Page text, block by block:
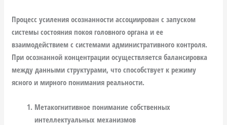
Процесс усиления осознанности ассоциирован с запуском
системы состояния покоя головного органа и ее
взаимодействием с системами административного контроля.
При осознанной концентрации осуществляется балансировка
между данными структурами, что способствует к режиму
ясного и мирного понимания реальности.
Метакогнитивное понимание собственных
интеллектуальных механизмов